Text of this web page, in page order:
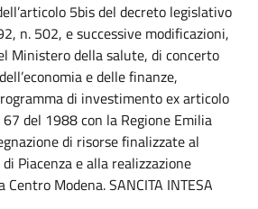
5bis del decreto legislativo
n. 502, e successive modificazioni,
Ministero della salute, di concerto
e delle finanze,
di investimento ex articolo
del 1988 con la Regione Emilia
di risorse finalizzate al
Piacenza e alla realizzazione
Centro Modena. SANCITA INTESA